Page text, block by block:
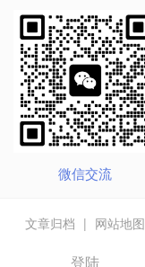
微信交流
文章归档 | 网站地图
登陆